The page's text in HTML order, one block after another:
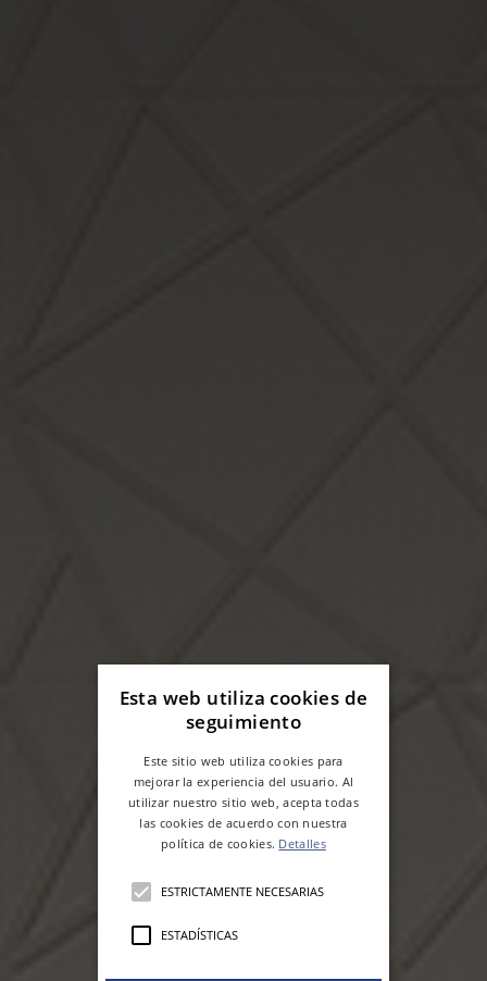
Esta web utiliza cookies de
seguimiento
Este sitio web utiliza cookies para
mejorar la experiencia del usuario. Al
utilizar nuestro sitio web, acepta todas
las cookies de acuerdo con nuestra
política de cookies. Detalles
ESTRICTAMENTE NECESARIAS
ESTADÍSTICAS